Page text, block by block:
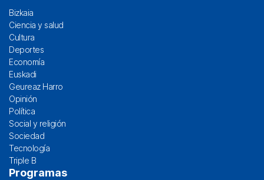
Bizkaia
Ciencia y salud
Cultura
Deportes
Economía
Euskadi
Geureaz Harro
Opinión
Política
Social y religión
Sociedad
Tecnología
Triple B
Programas